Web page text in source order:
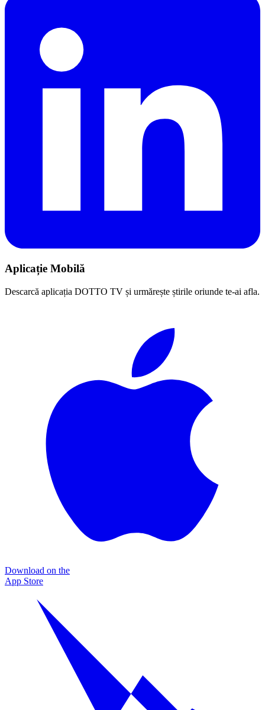
Aplicație Mobilă
Descarcă aplicația DOTTO TV și urmărește știrile oriunde te-ai afla.
Download on the
App Store